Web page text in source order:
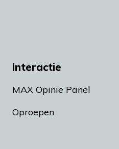
Interactie
MAX Opinie Panel
Oproepen